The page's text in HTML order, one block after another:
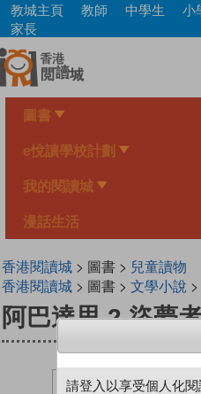
Skip
main
content
教城主頁 教師 中學生
小
家長
圖書
e悅讀學校計劃
我的閱讀城
漫話生活
香港閱讀城> 圖書 > 兒童讀物
香港閱讀城> 圖書 > 文學小說 >
阿巴達思 2 盜夢
請登入以享受個人化